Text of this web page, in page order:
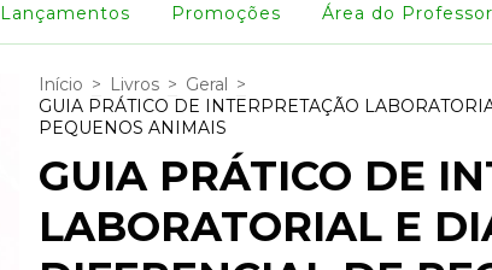
Lançamentos Promoções Área do Professor
Início > Livros > Geral >
GUIA PRÁTICO DE INTERPRETAÇÃO
PEQUENOS ANIMAIS
GUIA PRÁTICO DE
LABORATORIAL E